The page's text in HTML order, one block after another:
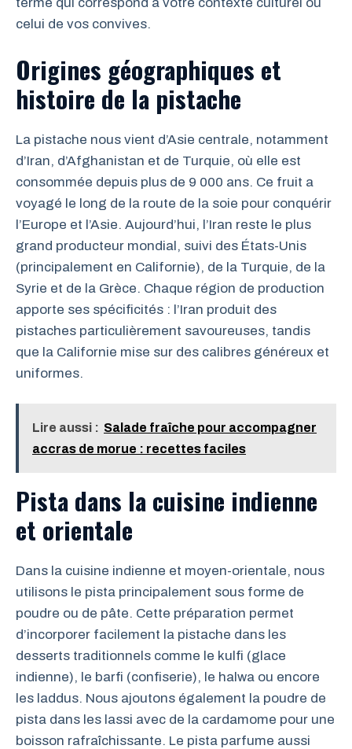
celui de vos convives.
Origines géographiques et
histoire de la pistache
La pistache nous vient d’Asie centrale, notamment
d’Iran, d’Afghanistan et de Turquie, où elle est
consommée depuis plus de 9 000 ans. Ce fruit a
voyagé le long de la route de la soie pour conquérir
l’Europe et l’Asie. Aujourd’hui, l’Iran reste le plus
grand producteur mondial, suivi des États-Unis
(principalement en Californie), de la Turquie, de la
Syrie et de la Grèce. Chaque région de production
apporte ses spécificités : l’Iran produit des
pistaches particulièrement savoureuses, tandis
que la Californie mise sur des calibres généreux et
uniformes.
Lire aussi : Salade fraîche pour accompagner
accras de morue : recettes faciles
Pista dans la cuisine indienne
et orientale
Dans la cuisine indienne et moyen-orientale, nous
utilisons le pista principalement sous forme de
poudre ou de pâte. Cette préparation permet
d’incorporer facilement la pistache dans les
desserts traditionnels comme le kulfi (glace
indienne), le barfi (confiserie), le halwa ou encore
les laddus. Nous ajoutons également la poudre de
pista dans les lassi avec de la cardamome pour une
boisson rafraîchissante. Le pista parfume aussi